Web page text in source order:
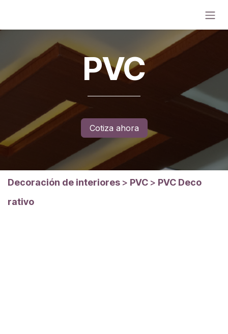
PVC
Cotiza ahora​
Decoración de interiores > PVC > PVC Deco
rativo